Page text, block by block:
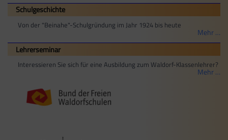
Schulgeschichte
Von der "Beinahe"-Schulgründung im Jahr 1924 bis heute
Mehr …
Lehrerseminar
Interessieren Sie sich für eine Ausbildung zum Waldorf-Klassenlehrer?
Mehr …